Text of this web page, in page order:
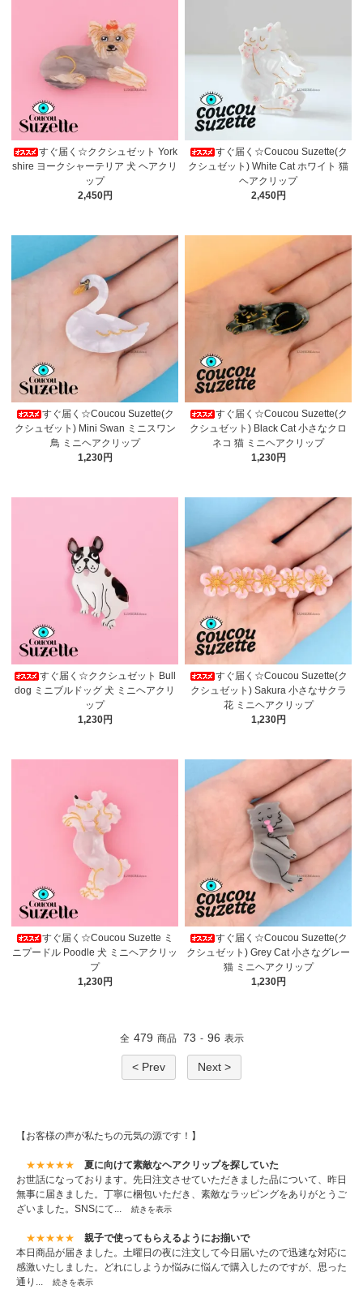
すぐ届く☆ククシュゼット York
shire ヨークシャーテリア 犬 ヘアクリ
ップ
2,450円
すぐ届く☆Coucou Suzette(ク
クシュゼット) White Cat ホワイト 猫
ヘアクリップ
2,450円
すぐ届く☆Coucou Suzette(ク
クシュゼット) Mini Swan ミニスワン
鳥 ミニヘアクリップ
1,230円
すぐ届く☆Coucou Suzette(ク
クシュゼット) Black Cat 小さなクロ
ネコ 猫 ミニヘアクリップ
1,230円
すぐ届く☆ククシュゼット Bull
dog ミニブルドッグ 犬 ミニヘアクリ
ップ
1,230円
すぐ届く☆Coucou Suzette(ク
クシュゼット) Sakura 小さなサクラ
花 ミニヘアクリップ
1,230円
すぐ届く☆Coucou Suzette ミ
ニプードル Poodle 犬 ミニヘアクリッ
プ
1,230円
すぐ届く☆Coucou Suzette(ク
クシュゼット) Grey Cat 小さなグレー
猫 ミニヘアクリップ
1,230円
全 479 商品 73 - 96 表示
< Prev Next >
【お客様の声が私たちの元気の源です！】
★★★★★
夏に向けて素敵なヘアクリップを探していた
お世話になっております。先日注文させていただきました品について、昨日
無事に届きました。丁寧に梱包いただき、素敵なラッピングをありがとうご
ざいました。SNSにて...
続きを表示
★★★★★
親子で使ってもらえるようにお揃いで
本日商品が届きました。土曜日の夜に注文して今日届いたので迅速な対応に
感激いたしました。どれにしようか悩みに悩んで購入したのですが、思った
通り...
続きを表示